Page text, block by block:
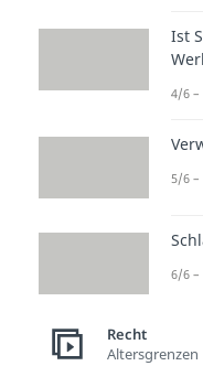
Ist
4/6 –
5/6 –
6/6 –
Recht
Altersgrenzen